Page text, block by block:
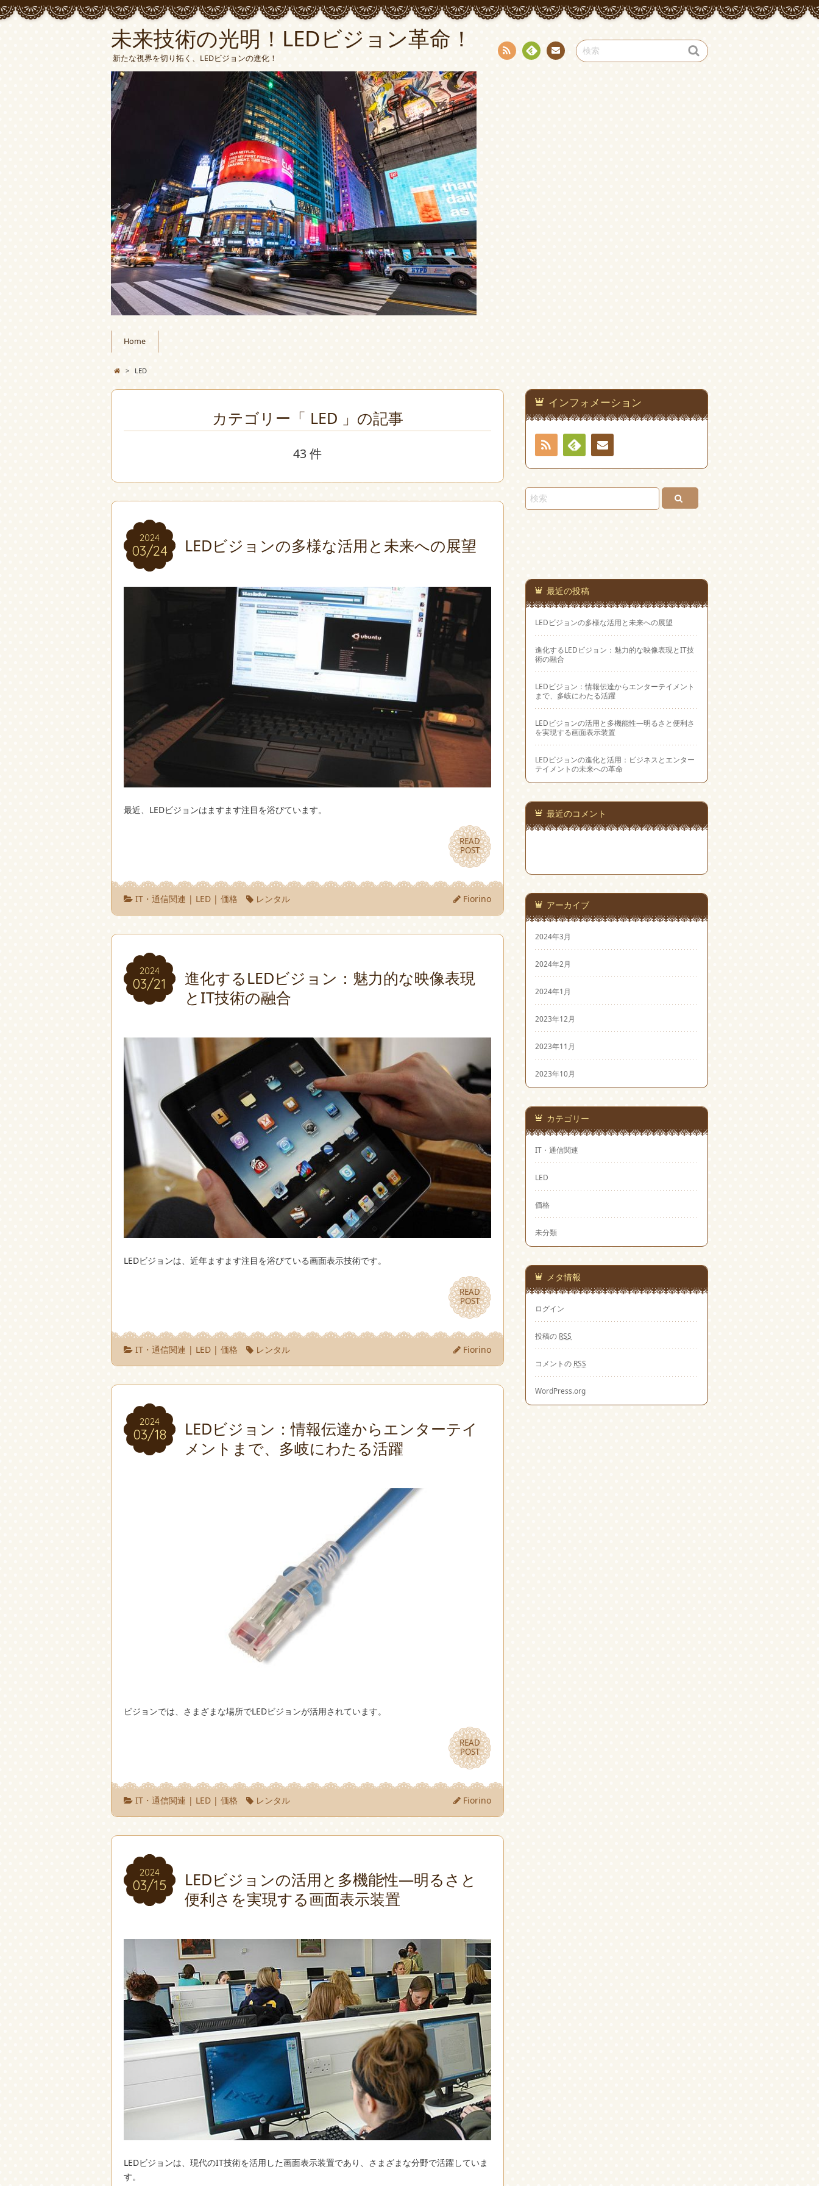
未来技術の光明！LEDビジョン革命！
新たな視界を切り拓く、LEDビジョンの進化！
Home
> LED
カテゴリー「 LED 」の記事
43 件
2024
03/24
2024
03/24 LEDビジョンの多様な活用と未来への展望
最近、LEDビジョンはますます注目を浴びています。
READ
POST
READ
POST
IT・通信関連 | LED |価格 レンタル Fiorino
2024
03/21
2024
03/21
進化するLEDビジョン：魅力的な映像表現
とIT技術の融合
LEDビジョンは、近年ますます注目を浴びている画面表示技術です。
READ
POST
READ
POST
IT・通信関連 | LED |価格 レンタル Fiorino
2024
03/18
2024
03/18
LEDビジョン：情報伝達からエンターテイ
メントまで、多岐にわたる活躍
ビジョンでは、さまざまな場所でLEDビジョンが活用されています。
READ
POST
READ
POST
IT・通信関連 | LED |価格 レンタル Fiorino
2024
03/15
2024
03/15
LEDビジョンの活用と多機能性―明るさと
便利さを実現する画面表示装置
LEDビジョンは、現代のIT技術を活用した画面表示装置であり、さまざまな分野で活躍していま
す。
インフォメーション
RSS
Feedlyお問
い合
わせ
最近の投稿
LEDビジョンの多様な活用と未来への展望
進化するLEDビジョン：魅力的な映像表現とIT技
術の融合
LEDビジョン：情報伝達からエンターテイメント
まで、多岐にわたる活躍
LEDビジョンの活用と多機能性―明るさと便利さ
を実現する画面表示装置
LEDビジョンの進化と活用：ビジネスとエンター
テイメントの未来への革命
最近のコメント
アーカイブ
2024年3月
2024年2月
2024年1月
2023年12月
2023年11月
2023年10月
カテゴリー
IT・通信関連
LED
価格
未分類
メタ情報
ログイン
投稿の RSS
コメントの RSS
WordPress.org